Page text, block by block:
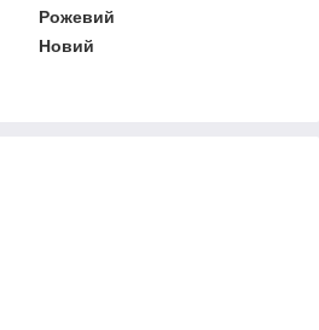
Рожевий
Новий